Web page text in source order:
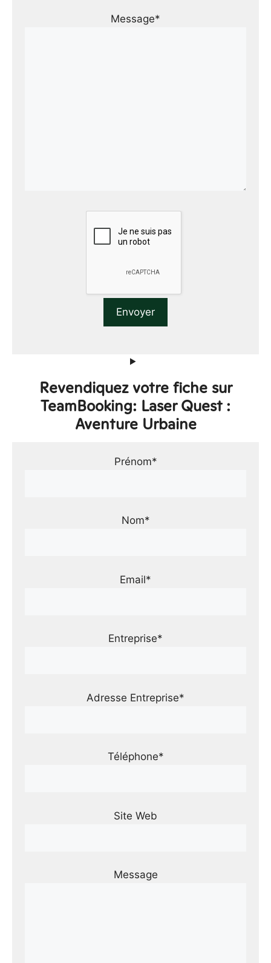
Message*
Revendiquez votre fiche sur
TeamBooking: Laser Quest :
Aventure Urbaine
Prénom*
Nom*
Email*
Entreprise*
Adresse Entreprise*
Téléphone*
Site Web
Message